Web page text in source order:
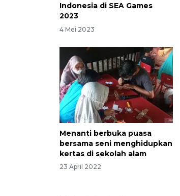
Indonesia di SEA Games
2023
4 Mei 2023
Menanti berbuka puasa
bersama seni menghidupkan
kertas di sekolah alam
23 April 2022